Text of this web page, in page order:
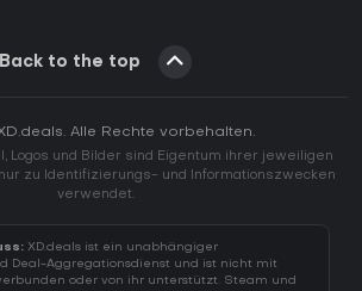
Back to the top
Alle Rechte vorbehalten.
Logos und Bilder sind Eigentum ihrer jeweiligen
zu Identifizierungs- und Informationszwecken
verwendet.
XD.deals ist ein unabhängiger
Deal-Aggregationsdienst und ist nicht mit
oder von ihr unterstützt. Steam und